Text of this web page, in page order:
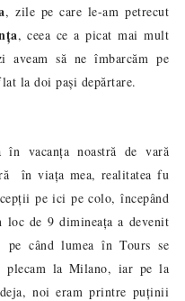
, zile pe care le-am petrecut
, ceea ce a picat mai mult
să ne îmbarcăm pe
la doi pași depărtare.
în vacanța noastră de vară
în viața mea, realitatea fu
pe ici pe colo, începând
loc de 9 dimineața a devenit
pe când lumea în Tours se
la Milano, iar pe la
noi eram printre puținii